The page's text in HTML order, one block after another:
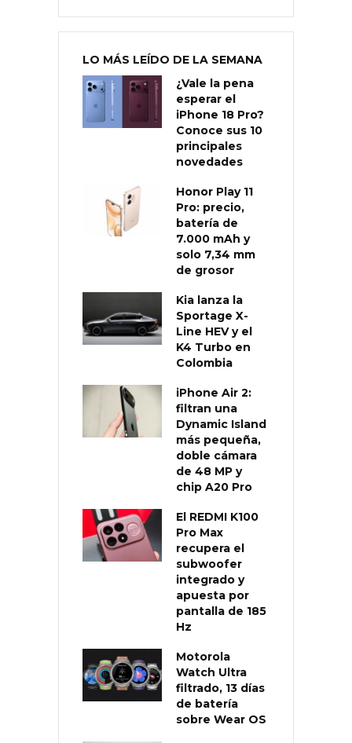
LO MÁS LEÍDO DE LA SEMANA
¿Vale la pena
esperar el
iPhone 18 Pro?
Conoce sus 10
principales
novedades
Honor Play 11
Pro: precio,
batería de
7.000 mAh y
solo 7,34 mm
de grosor
Kia lanza la
Sportage X-
Line HEV y el
K4 Turbo en
Colombia
iPhone Air 2:
filtran una
Dynamic Island
más pequeña,
doble cámara
de 48 MP y
chip A20 Pro
El REDMI K100
Pro Max
recupera el
subwoofer
integrado y
apuesta por
pantalla de 185
Hz
Motorola
Watch Ultra
filtrado, 13 días
de batería
sobre Wear OS